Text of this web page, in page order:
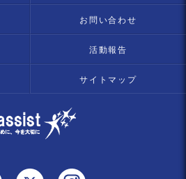
お問い合わせ
活動報告
サイトマップ